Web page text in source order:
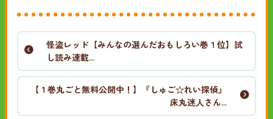
怪盗レッド【みんなの選んだおもしろい巻１位】試
し読み連載...
【１巻丸ごと無料公開中！】『しゅご☆れい探偵』
床丸迷人さん...